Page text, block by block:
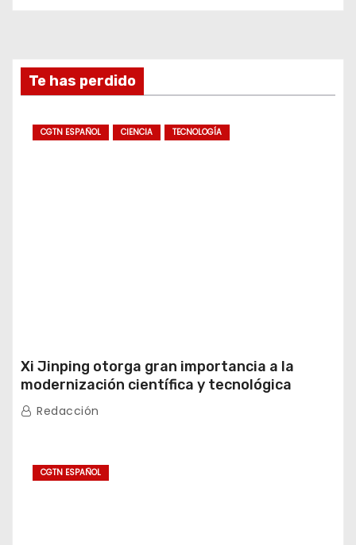
Te has perdido
CGTN ESPAÑOL CIENCIA TECNOLOGÍA
Xi Jinping otorga gran importancia a la
modernización científica y tecnológica
Redacción
CGTN ESPAÑOL